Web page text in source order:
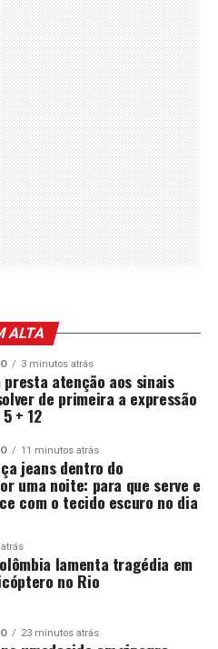
ALTA
3 minutos atrás
presta atenção aos sinais
de primeira a expressão
+ 12
11 minutos atrás
jeans dentro do
uma noite: para que serve e
com o tecido escuro no dia
lamenta tragédia em
no Rio
23 minutos atrás